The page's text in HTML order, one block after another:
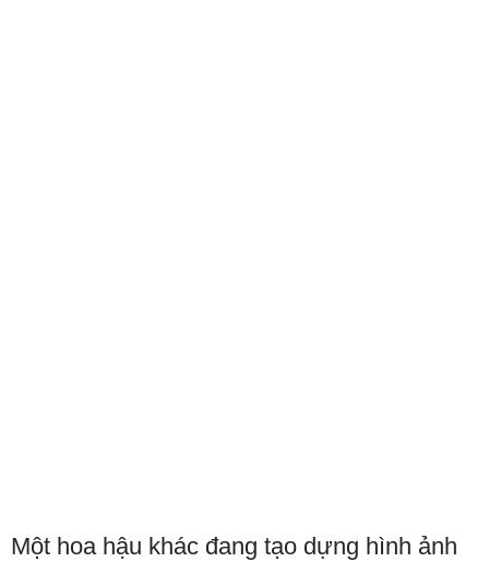
Một hoa hậu khác đang tạo dựng hình ảnh